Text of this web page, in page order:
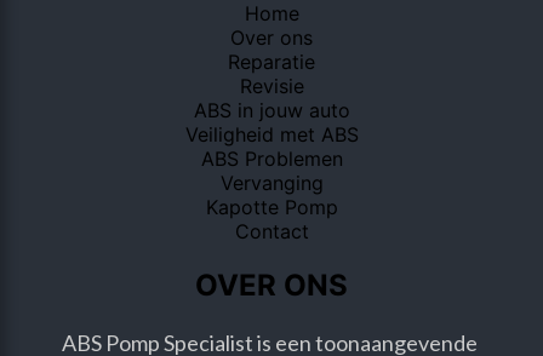
Home
Over ons
Reparatie
Revisie
ABS in jouw auto
Veiligheid met ABS
ABS Problemen
Vervanging
Kapotte Pomp
Contact
OVER ONS
ABS Pomp Specialist is een toonaangevende